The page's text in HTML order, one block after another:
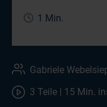
1 Min.
Gabriele
3 Teile | 15 Min.